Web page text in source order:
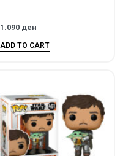
1.090 ден
ADD TO CART